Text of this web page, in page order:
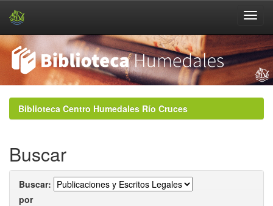
navigationBiblioteca Centro Humedales Río Cruces
Buscar
Buscar:
por